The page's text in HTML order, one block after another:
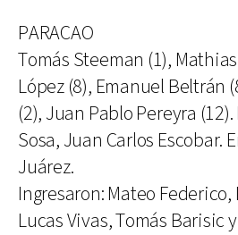
PARACAO
Tomás Steeman (1),
López (8), Emanuel Beltrán
(2), Juan Pablo Pereyra
Sosa, Juan Carlos Escobar.
Juárez.
Ingresaron: Mateo
Lucas Vivas, Tomás Barisic